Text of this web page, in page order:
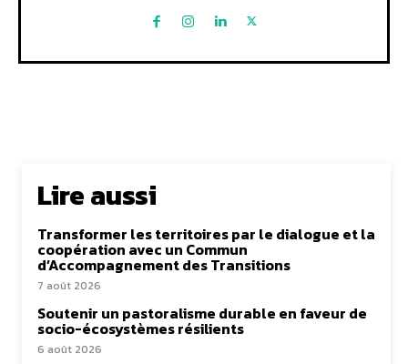
Lire aussi
Transformer les territoires par le dialogue et la
coopération avec un Commun
d’Accompagnement des Transitions
7 août 2026
Soutenir un pastoralisme durable en faveur de
socio-écosystèmes résilients
6 août 2026